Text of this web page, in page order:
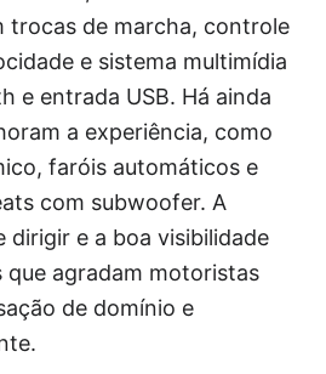
trocas de marcha, controle
e sistema multimídia
e entrada USB. Há ainda
a experiência, como
faróis automáticos e
com subwoofer. A
dirigir e a boa visibilidade
que agradam motoristas
de domínio e